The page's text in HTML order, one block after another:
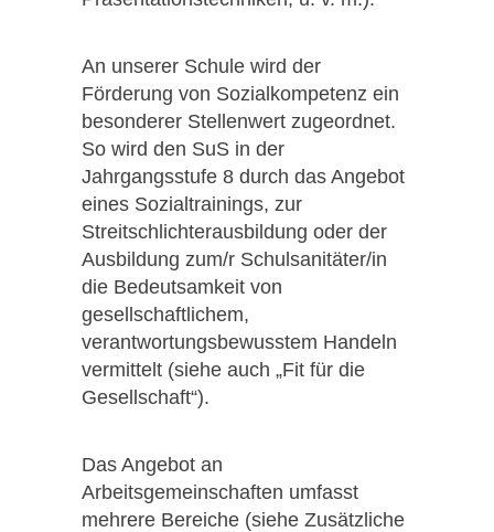
An unserer Schule wird der
Förderung von Sozialkompetenz ein
besonderer Stellenwert zugeordnet.
So wird den SuS in der
Jahrgangsstufe 8 durch das Angebot
eines Sozialtrainings, zur
Streitschlichterausbildung oder der
Ausbildung zum/r Schulsanitäter/in
die Bedeutsamkeit von
gesellschaftlichem,
verantwortungsbewusstem Handeln
vermittelt (siehe auch „Fit für die
Gesellschaft“).
Das Angebot an
Arbeitsgemeinschaften umfasst
mehrere Bereiche (siehe Zusätzliche